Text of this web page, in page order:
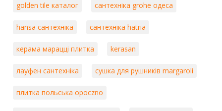
golden tile каталог сантехніка grohe одеса
hansa сантехніка сантехніка hatria
керама марацці плитка kerasan
лауфен сантехніка сушка для рушників margaroli
плитка польська opoczno